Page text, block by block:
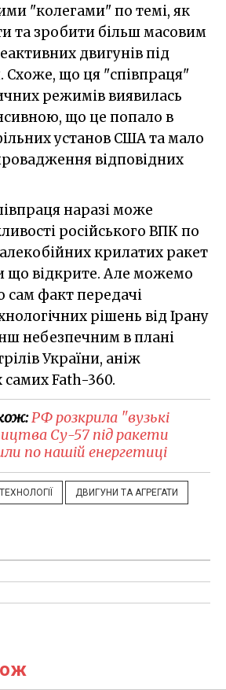
"колегами" по темі, як
та зробити більш масовим
двигунів під
Схоже, що ця "співпраця"
режимів виявилась
що це попало в
установ США та мало
відповідних
наразі може
російського ВПК по
крилатих ракет
що відкрите. Але можемо
сам факт передачі
рішень від Ірану
небезпечним в плані
України, аніж
Fath-360.
РФ розкрила "вузькі
Су-57 під ракети
по нашій енергетиці
ДВИГУНИ ТА АГРЕГАТИ